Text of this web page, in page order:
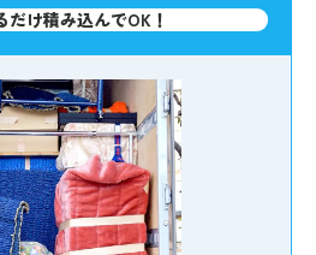
だけ積み込んでOK！